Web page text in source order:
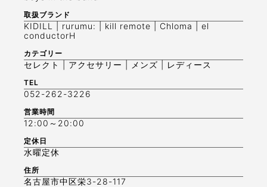
取扱ブランド
KIDILL | rurumu: | kill remote | Chloma | el
conductorH
カテゴリー
セレクト | アクセサリー | メンズ | レディース
TEL
052-262-3226
営業時間
12:00～20:00
定休日
水曜定休
住所
名古屋市中区栄3-28-117